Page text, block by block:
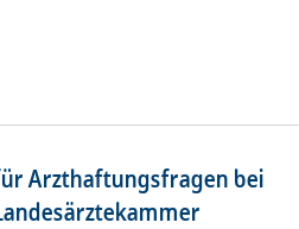
Arzthaftungsfragen bei